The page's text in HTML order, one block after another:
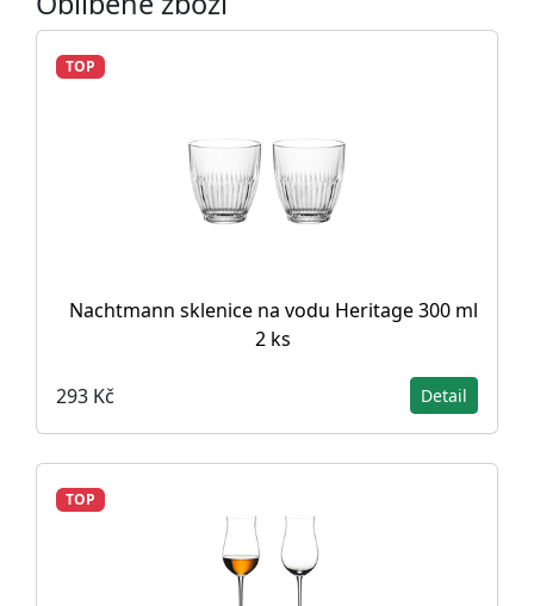
TOP
Nachtmann sklenice na vodu Heritage 300 ml
2 ks
293 Kč Detail
TOP